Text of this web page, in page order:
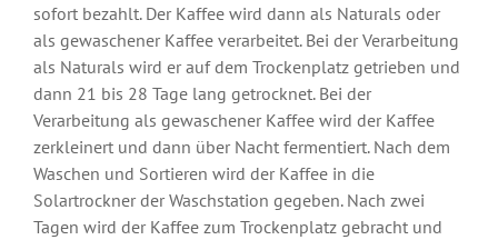
sofort bezahlt. Der Kaffee wird dann als Naturals oder
als gewaschener Kaffee verarbeitet. Bei der Verarbeitung
als Naturals wird er auf dem Trockenplatz getrieben und
dann 21 bis 28 Tage lang getrocknet. Bei der
Verarbeitung als gewaschener Kaffee wird der Kaffee
zerkleinert und dann über Nacht fermentiert. Nach dem
Waschen und Sortieren wird der Kaffee in die
Solartrockner der Waschstation gegeben. Nach zwei
Tagen wird der Kaffee zum Trockenplatz gebracht und